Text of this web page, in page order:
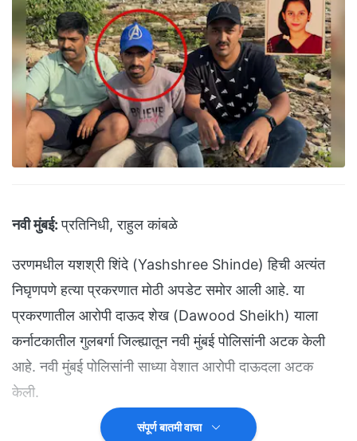
नवी मुंबई: प्रतिनिधी, राहुल कांबळे
उरणमधील यशश्री शिंदे (Yashshree Shinde) हिची अत्यंत
निघृणपणे हत्या प्रकरणात मोठी अपडेट समोर आली आहे. या
प्रकरणातील आरोपी दाऊद शेख (Dawood Sheikh) याला
कर्नाटकातील गुलबर्गा जिल्ह्यातून नवी मुंबई पोलिसांनी अटक केली
आहे. नवी मुंबई पोलिसांनी साध्या वेशात आरोपी दाऊदला अटक
केली.
संपूर्ण बातमी वाचा